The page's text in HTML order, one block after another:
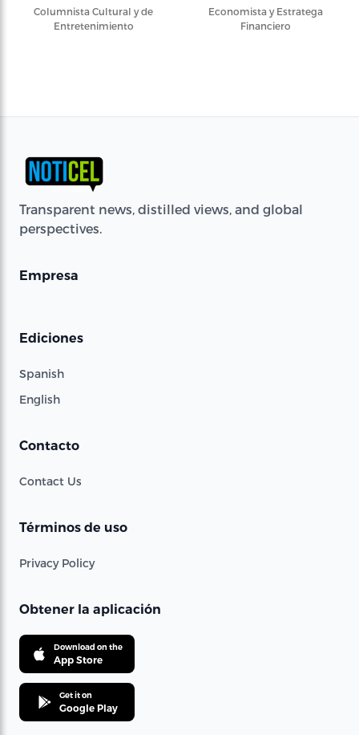
Columnista Cultural y de
Entretenimiento
Economista y Estratega
Financiero
Transparent news, distilled views, and global
perspectives.
Empresa
Ediciones
Spanish
English
Contacto
Contact Us
Términos de uso
Privacy Policy
Obtener la aplicación
Download on the
App Store
Get it on
Google Play